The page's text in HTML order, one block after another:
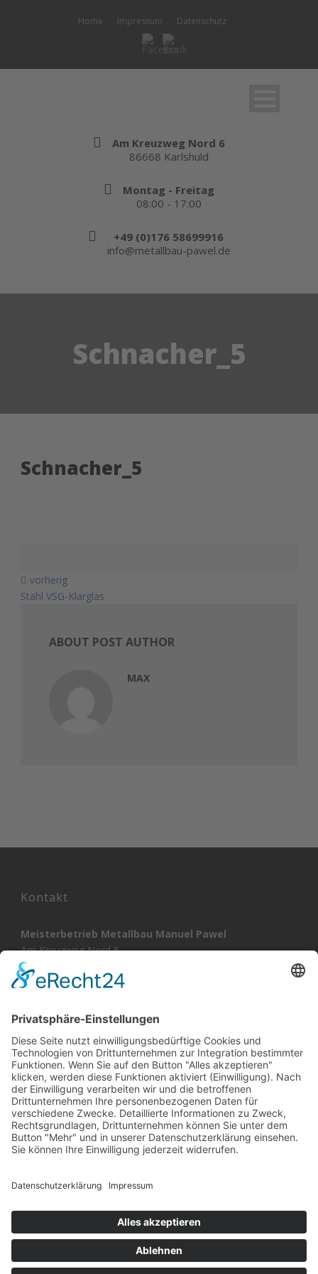
Home Impressum Datenschutz
Am Kreuzweg Nord 6
86668 Karlshuld
Montag - Freitag
08:00 - 17:00
+49 (0)176 58699916
info@metallbau-pawel.de
Schnacher_5
Schnacher_5
vorherig
Stahl VSG-Klarglas
ABOUT POST AUTHOR
MAX
Kontakt
Meisterbetrieb Metallbau Manuel Pawel
Am Kreuzweg Nord 6
86668 Karlshuld
E-Mail:info@metallbau-pawel.de
Projekte